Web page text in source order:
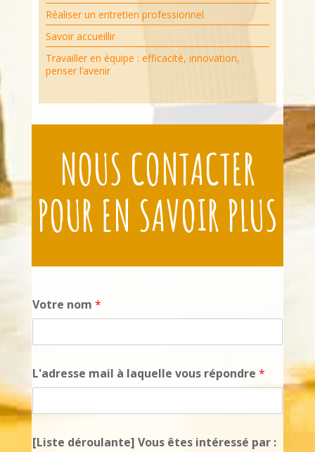
Réaliser un entretien professionnel
Savoir accueillir
Travailler en équipe : efficacité, innovation,
penser l’avenir
NOUS CONTACTER
POUR EN SAVOIR PLUS
Votre nom *
L'adresse mail à laquelle vous répondre *
[Liste déroulante] Vous êtes intéressé par :